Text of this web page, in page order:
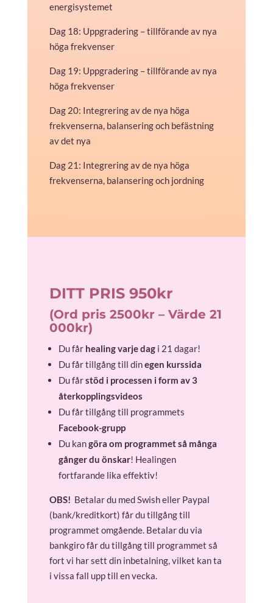
energisystemet
Dag 18: Uppgradering – tillförande av nya
höga frekvenser
Dag 19: Uppgradering – tillförande av nya
höga frekvenser
Dag 20: Integrering av de nya höga
frekvenserna, balansering och befästning
av det nya
Dag 21: Integrering av de nya höga
frekvenserna, balansering och jordning
DITT PRIS 950kr
(Ord pris 2500kr – Värde 21
000kr)
Du får healing varje dagi 21 dagar!
Du får tillgång till dinegen kurssida
Du fårstöd i processen i form av 3
återkopplingsvideos
Du får tillgång till programmets
Facebook-grupp
Du kangöra om programmet så många
gånger du önskar! Healingen
fortfarande lika effektiv!
OBS! Betalar du med Swish eller Paypal
(bank/kreditkort) får du tillgång till
programmet omgående. Betalar du via
bankgiro får du tillgång till programmet så
fort vi har sett din inbetalning, vilket kan ta
i vissa fall upp till en vecka.